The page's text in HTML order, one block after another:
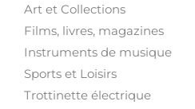
Art et Collections
Films, livres, magazines
Instruments de musique
Sports et Loisirs
Trottinette électrique